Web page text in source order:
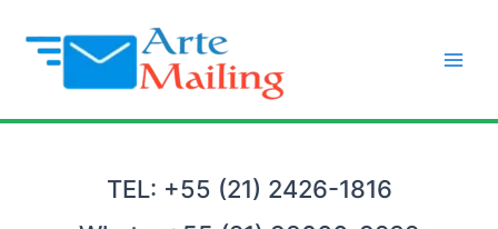
para
conteúdo
TEL: +55 (21) 2426-1816